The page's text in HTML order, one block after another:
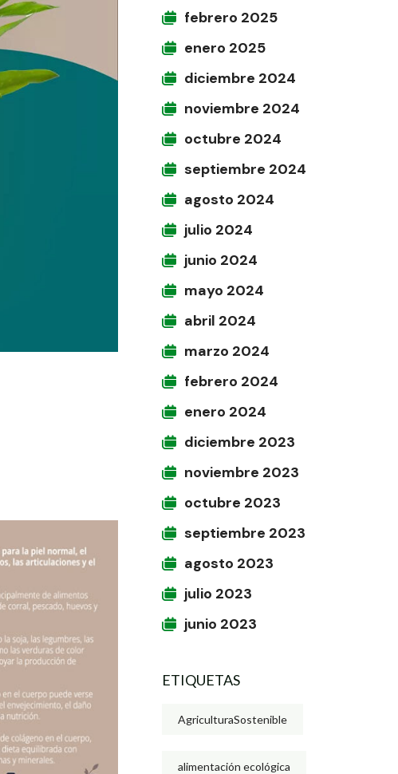
febrero 2025
enero 2025
diciembre 2024
noviembre 2024
octubre 2024
septiembre 2024
agosto 2024
julio 2024
junio 2024
mayo 2024
abril 2024
marzo 2024
febrero 2024
enero 2024
diciembre 2023
noviembre 2023
octubre 2023
septiembre 2023
agosto 2023
julio 2023
junio 2023
ETIQUETAS
AgriculturaSostenible
alimentación ecológica